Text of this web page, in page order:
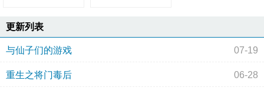
更新列表
与仙子们的游戏 07-19
重生之将门毒后 06-28